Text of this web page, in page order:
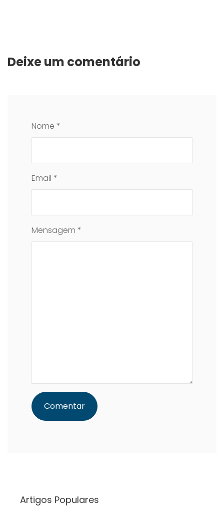
Deixe um comentário
Nome *
Email *
Mensagem *
Artigos Populares